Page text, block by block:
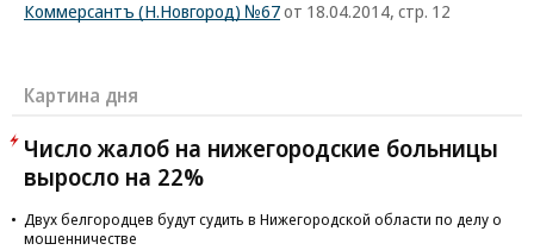
Коммерсантъ (Н.Новгород) №67от 18.04.2014, стр. 12
Картина дня
Число жалоб на нижегородские больницы
выросло на 22%
Двух белгородцев будут судить в Нижегородской области по делу о
мошенничестве